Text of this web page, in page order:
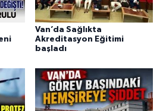
Van’da Sağlıkta
Akreditasyon Eğitimi
başladı